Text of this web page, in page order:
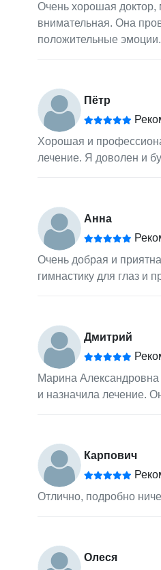
Очень хорошая
внимательная. Она
положительные эмоции.
Пётр
Хорошая и
лечение. Я доволен и
Анна
Очень добрая и
гимнастику для глаз и
Дмитрий
Марина Александровна
и назначила лечение.
Карпович
Отлично, подробно
Олеся